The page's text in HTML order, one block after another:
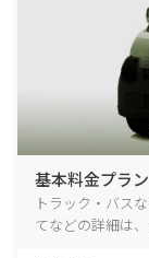
基本料金プラン
トラック・バス
てなどの詳細は